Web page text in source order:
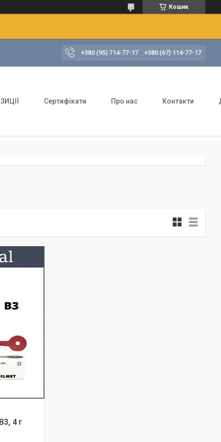
Кошик
+380 (95) 714-77-17 +380 (67) 114-77-17
Сертифікати Про нас Контакти
4 г